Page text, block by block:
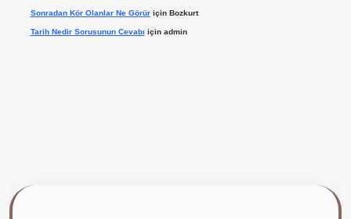
Sonradan Kör Olanlar Ne Görüriçin Bozkurt
Tarih Nedir Sorusunun Cevabı için admin